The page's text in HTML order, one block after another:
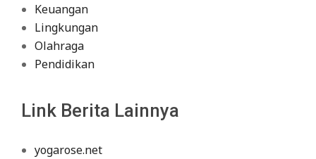
Keuangan
Lingkungan
Olahraga
Pendidikan
Link Berita Lainnya
yogarose.net